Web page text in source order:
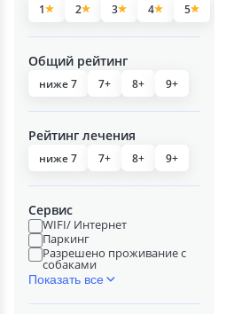
1 2 3 4 5
Общий рейтинг
ниже 7 7+ 8+ 9+
Рейтинг лечения
ниже 7 7+ 8+ 9+
Сервис
WIFI/ Интернет
Паркинг
Разрешено проживание с
собаками
Показать все